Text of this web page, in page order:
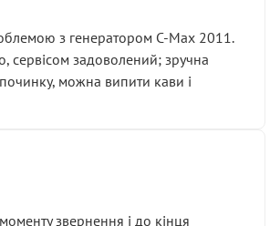
з генератором C-Max 2011.
сервісом задоволений; зручна
можна випити кави і
звернення і до кінця